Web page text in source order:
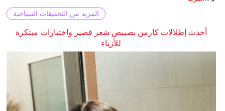
المزيد من التحقيقات السياحية
أحدث إطلالات كارمن بصيبص شعر قصير واختيارات مبتكرة
للأزياء